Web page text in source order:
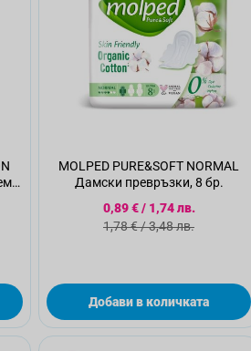
MOLPED PURE&SOFT NORMAL
Дамски превръзки, 8 бр.
Специална цена
0,89 €/ 1,74 лв.
Стандартна цена
1,78 €/3,48 лв.
Добави в количката